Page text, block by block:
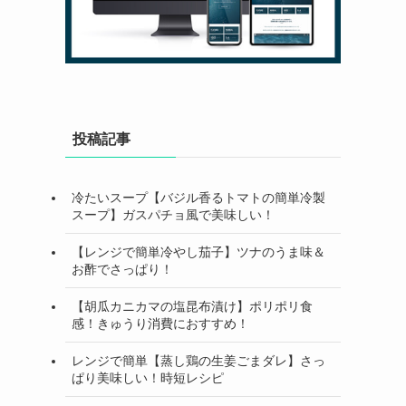
投稿記事
冷たいスープ【バジル香るトマトの簡単冷製
スープ】ガスパチョ風で美味しい！
【レンジで簡単冷やし茄子】ツナのうま味＆
お酢でさっぱり！
【胡瓜カニカマの塩昆布漬け】ポリポリ食
感！きゅうり消費におすすめ！
レンジで簡単【蒸し鶏の生姜ごまダレ】さっ
ぱり美味しい！時短レシピ